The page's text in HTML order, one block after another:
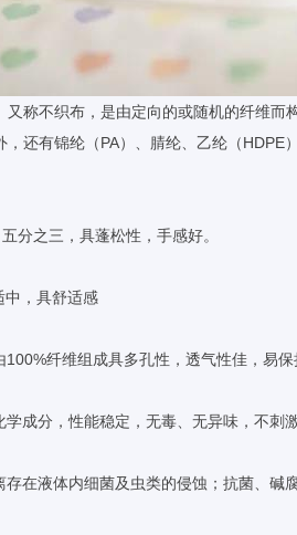
称不织布，是由定向的或随机的纤维
还有锦纶（PA）、腈纶、乙纶（HDPE
分之三，具蓬松性，手感好。
中，具舒适感
纤维组成具多孔性，透气性佳，易保
成分，性能稳定，无毒、无异味，不刺激
在液体内细菌及虫类的侵蚀；抗菌、碱